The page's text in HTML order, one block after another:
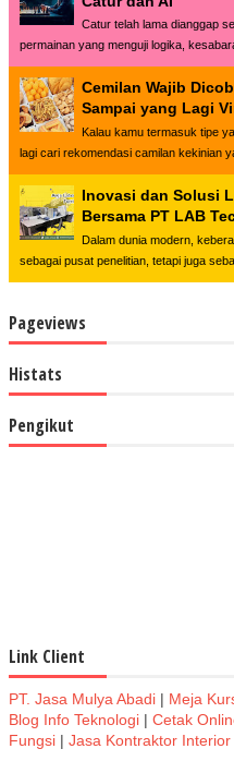
Catur telah lama dianggap
permainan yang menguji logika,
Cemilan Wajib
Sampai yang Lagi
Kalau kamu termasuk tipe
lagi cari rekomendasi camilan kekinian
Inovasi dan Solusi
Bersama PT LAB
Dalam dunia modern,
sebagai pusat penelitian, tetapi juga
Pageviews
Histats
Pengikut
Link Client
PT. Jasa Mulya Abadi | Meja
Blog Info Teknologi | Cetak
Fungsi | Jasa Kontraktor Interior